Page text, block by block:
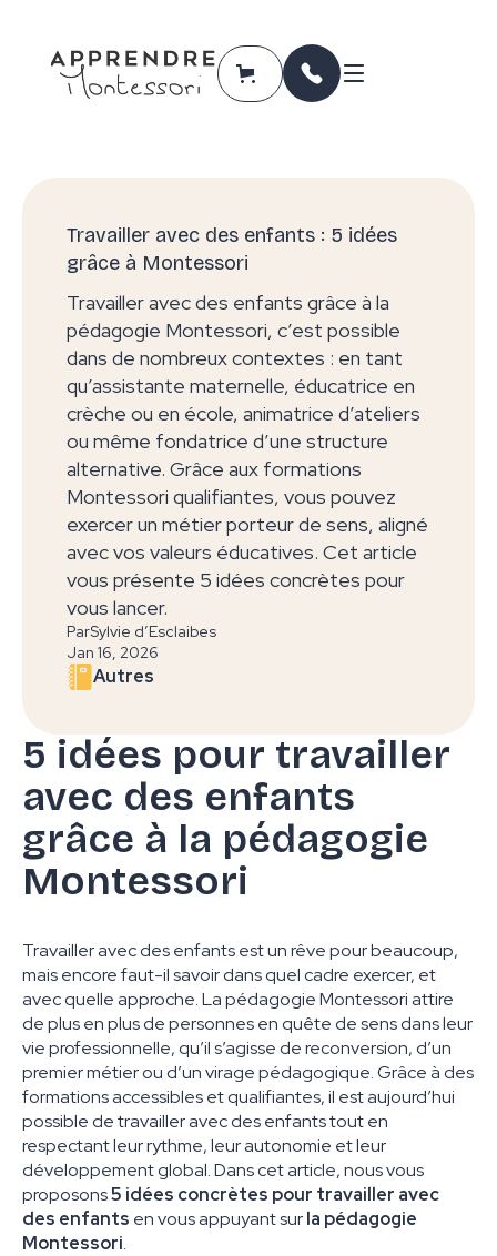
Travailler avec des enfants : 5 idées
grâce à Montessori
Travailler avec des enfants grâce à la
pédagogie Montessori, c’est possible
dans de nombreux contextes : en tant
qu’assistante maternelle, éducatrice en
crèche ou en école, animatrice d’ateliers
ou même fondatrice d’une structure
alternative. Grâce aux formations
Montessori qualifiantes, vous pouvez
exercer un métier porteur de sens, aligné
avec vos valeurs éducatives. Cet article
vous présente 5 idées concrètes pour
vous lancer.
ParSylvie d’Esclaibes
Jan 16, 2026
Autres
5 idées pour travailler
avec des enfants
grâce à la pédagogie
Montessori
Travailler avec des enfants est un rêve pour beaucoup,
mais encore faut-il savoir dans quel cadre exercer, et
avec quelle approche. La pédagogie Montessori attire
de plus en plus de personnes en quête de sens dans leur
vie professionnelle, qu’il s’agisse de reconversion, d’un
premier métier ou d’un virage pédagogique. Grâce à des
formations accessibles et qualifiantes, il est aujourd’hui
possible de travailler avec des enfants tout en
respectant leur rythme, leur autonomie et leur
développement global. Dans cet article, nous vous
proposons5 idées concrètes pour travailler avec
des enfants en vous appuyant surla pédagogie
Montessori.